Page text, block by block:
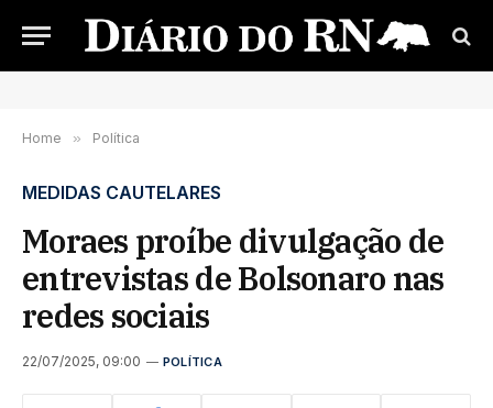
Home » Política
MEDIDAS CAUTELARES
Moraes proíbe divulgação de
entrevistas de Bolsonaro nas
redes sociais
22/07/2025, 09:00 POLÍTICA